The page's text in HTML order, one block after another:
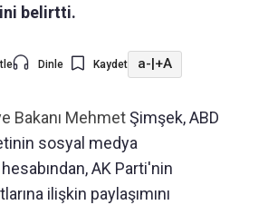
belirtti.
Dinle Kaydet a-|+A
Bakanı MehmetŞimşek, ABD
sosyal medya
AK Parti'nin
ilişkin paylaşımını